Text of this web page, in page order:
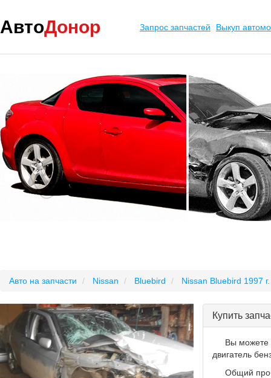
Запрос запчастей Выкуп
АвтоДонор
Авто на запчасти Nissan Bluebird Nissan Bluebird 1997 г.
Купить
Вы можете
двигатель
Общий